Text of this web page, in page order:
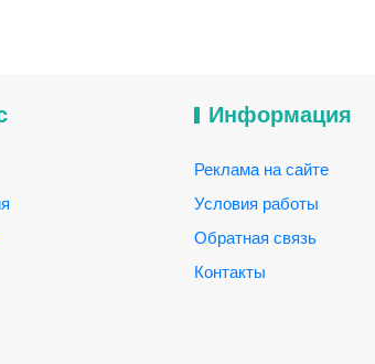
Информация
Реклама на сайте
Условия работы
Обратная связь
Контакты